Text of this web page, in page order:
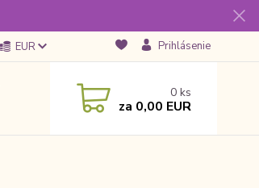
EUR Prihlásenie
0 ks
za 0,00 EUR